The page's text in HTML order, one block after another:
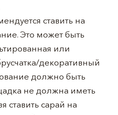
ставить на
Это может быть
или
декоративный
должно быть
не должна иметь
ставить сарай на